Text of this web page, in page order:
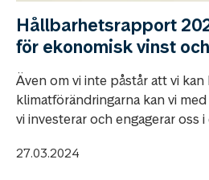
Hållbarhetsrapport
för ekonomisk vinst
Även om vi inte påstår att vi kan
klimatförändringarna kan vi
vi investerar och engagerar oss
27.03.2024